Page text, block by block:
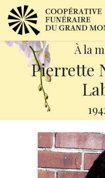
À la
Pierrette